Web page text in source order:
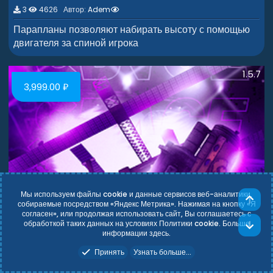
0
0
з
в
ё
д
3 4626 Автор:Adem
Парапланы позволяют набирать высоту с помощью
двигателя за спиной игрока
3,999.00 ₽
1.5.7
Мы используем файлы cookie и данные сервисов веб-аналитики,
собираемые посредством «Яндекс Метрика». Нажимая на кнопку «Я
согласен», или продолжая использовать сайт, Вы соглашаетесь с
обработкой таких данных на условиях Политики cookie. Больше
информации здесь.
Принять
Узнать больше...